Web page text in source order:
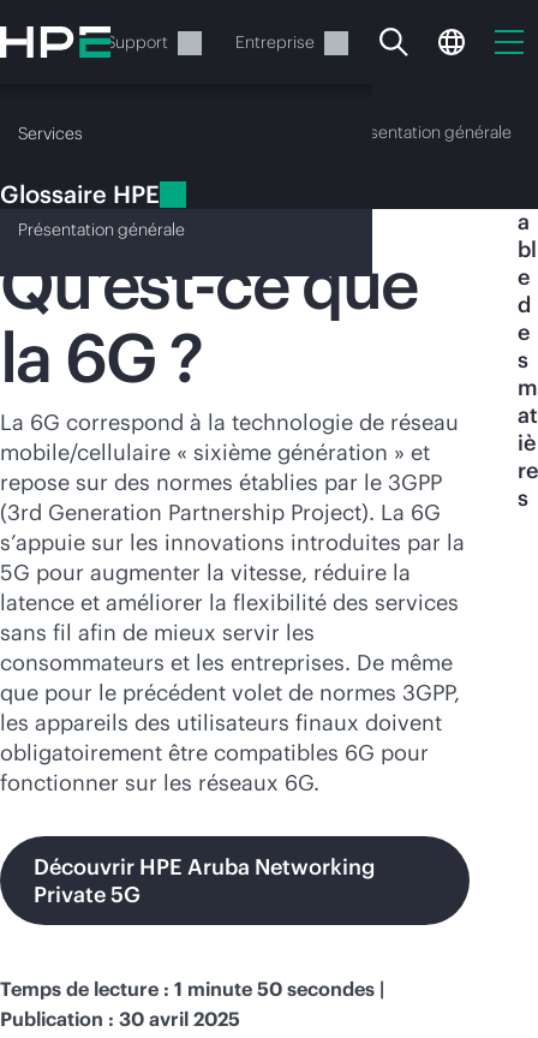
au
contenu
Services Support Entreprise
Services
Votre panier est
actuellement vide
Rendez-vous dans la boutique HPE pour
découvrir, configurer et commander.
Acheter maintenant
Glossaire HPE Présentation générale
Présentation générale
Glossaire HPE
6G
Qu’est-ce que
la 6G ?
La 6G correspond à la technologie de réseau
mobile/cellulaire « sixième génération » et
repose sur des normes établies par le 3GPP
(3rd Generation Partnership Project). La 6G
s’appuie sur les innovations introduites par la
5G pour augmenter la vitesse, réduire la
latence et améliorer la flexibilité des services
sans fil afin de mieux servir les
consommateurs et les entreprises. De même
que pour le précédent volet de normes 3GPP,
les appareils des utilisateurs finaux doivent
obligatoirement être compatibles 6G pour
fonctionner sur les réseaux 6G.
Découvrir HPE Aruba Networking
Private 5G
Temps de lecture : 1 minute 50 secondes |
Publication : 30 avril 2025
a
bl
e
d
e
s
m
at
iè
re
s